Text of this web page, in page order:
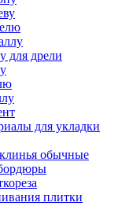
для дрели
для укладки
обычные
плитки